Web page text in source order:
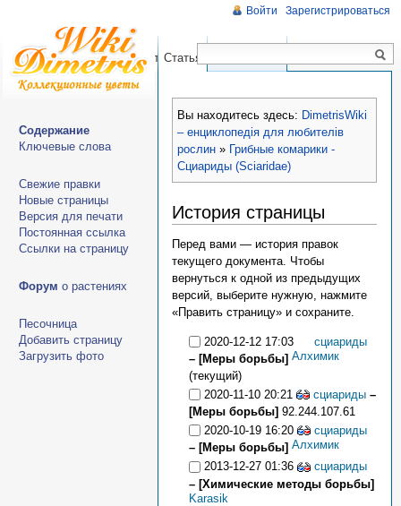
Вы находитесь здесь: DimetrisWiki
– енциклопедія для любителів
рослин » Грибные комарики -
Сциариды (Sciaridae)
История страницы
Перед вами — история правок
текущего документа. Чтобы
вернуться к одной из предыдущих
версий, выберите нужную, нажмите
«Править страницу» и сохраните.
2020-12-12 17:03
сциариды
– [Меры борьбы]Алхимик
(текущий)
2020-11-10 20:21
сциариды –
[Меры борьбы]92.244.107.61
2020-10-19 16:20
сциариды
– [Меры борьбы]Алхимик
2013-12-27 01:36
сциариды
– [Химические методы борьбы]
Karasik
Войти Зарегистрироваться
Статья
Чтение Правка История
Содержание
Ключевые слова
Свежие правки
Новые страницы
Версия для печати
Постоянная ссылка
Ссылки на страницу
Форум о растениях
Песочница
Добавить страницу
Загрузить фото